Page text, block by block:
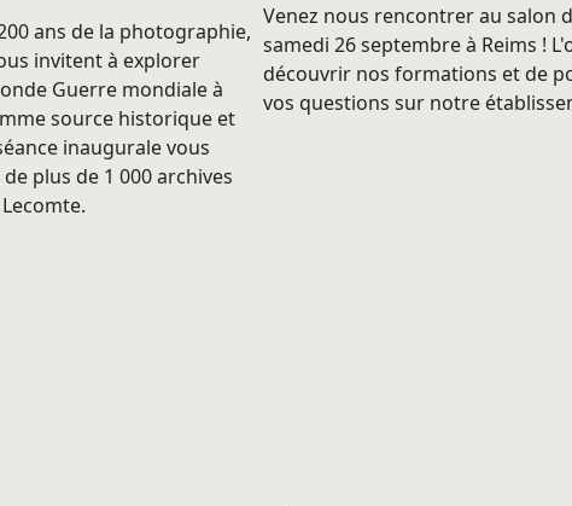
ans de la photographie,
invitent à explorer
Guerre mondiale à
source historique et
inaugurale vous
plus de 1 000 archives
Venez nous rencontrer au salon
samedi 26 septembre à Reims !
découvrir nos formations et de
vos questions sur notre